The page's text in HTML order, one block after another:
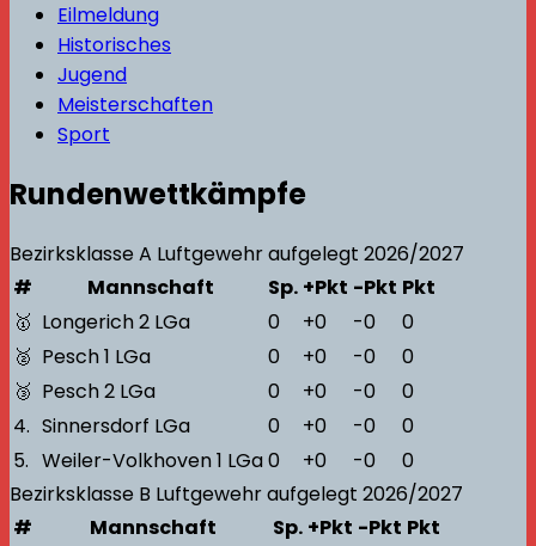
Eilmeldung
Historisches
Jugend
Meisterschaften
Sport
Rundenwettkämpfe
Bezirksklasse A Luftgewehr aufgelegt 2026/2027
#
Mannschaft Sp. +Pkt -Pkt Pkt
🥇 Longerich 2 LGa 0 +0 -0
0
🥈 Pesch 1 LGa 0 +0 -0
0
🥉 Pesch 2 LGa 0 +0 -0
0
4. Sinnersdorf LGa 0 +0 -0
0
5. Weiler-Volkhoven 1 LGa0 +0 -0
0
Bezirksklasse B Luftgewehr aufgelegt 2026/2027
#
Mannschaft Sp. +Pkt -Pkt Pkt